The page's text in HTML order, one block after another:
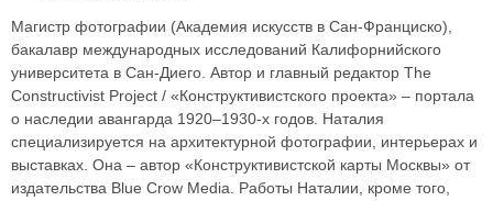
Магистр фотографии (Академия искусств в Сан-Франциско),
бакалавр международных исследований Калифорнийского
университета в Сан-Диего. Автор и главный редактор The
Constructivist Project / «Конструктивистского проекта» – портала
о наследии авангарда 1920–1930-х годов. Наталия
специализируется на архитектурной фотографии, интерьерах и
выставках. Она – автор «Конструктивистской карты Москвы» от
издательства Blue Crow Media. Работы Наталии, кроме того,